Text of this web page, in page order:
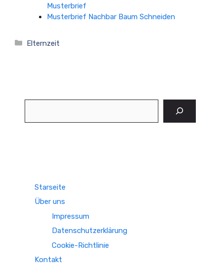
Musterbrief
Musterbrief Nachbar Baum Schneiden
Kategorien
Elternzeit
Starseite
Über uns
Impressum
Datenschutzerklärung
Cookie-Richtlinie
Kontakt